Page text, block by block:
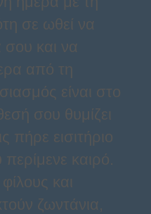
σε ωθεί να
σου και να
από τη
είναι στο
σου θυμίζει
πήρε εισιτήριο
καιρό.
και
ζωντάνια,